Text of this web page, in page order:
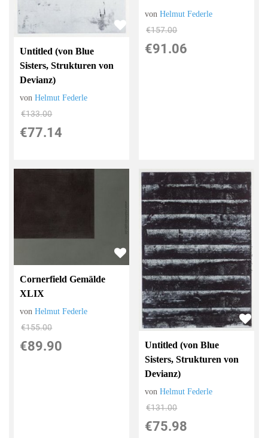
Untitled (von Blue
Sisters, Strukturen von
Devianz)
vonHelmut Federle
€133.00
€77.14
vonHelmut Federle
€157.00
€91.06
Cornerfield Gemälde
XLIX
vonHelmut Federle
€155.00
€89.90
Untitled (von Blue
Sisters, Strukturen von
Devianz)
vonHelmut Federle
€131.00
€75.98